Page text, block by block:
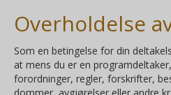
Overholdelse
Som en betingelse for din
at mens du er en
forordninger, regler, forskrifter,
dommer, avgjørelser eller andre